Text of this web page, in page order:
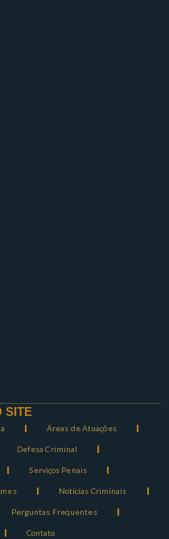
SITE
Áreas de Atuações
Defesa Criminal
Serviços Penais
Notícias Criminais
Perguntas Frequentes
Contato